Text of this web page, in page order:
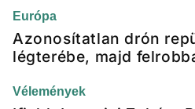
Európa
Azonosítatlan drón
légterébe, majd
Vélemények